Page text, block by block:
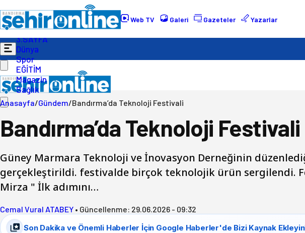
Web TV Galeri Gazeteler Yazarlar
Gündem
Ekonomi
Politika
3.SAYFA
Dünya
Spor
EĞİTİM
Magazin
Sağlık
Anasayfa/Gündem/Bandırma’da Teknoloji Festivali
Bandırma’da Teknoloji Festivali
Güney Marmara Teknoloji ve İnovasyon Derneğinin
gerçekleştirildi. festivalde birçok teknolojik ürün sergilendi.
Mirza " İlk adımını…
Cemal Vural ATABEY • Güncellenme: 29.06.2026 - 09:32
Son Dakika ve Önemli Haberler İçin Google Haberler'de Bizi Kaynak